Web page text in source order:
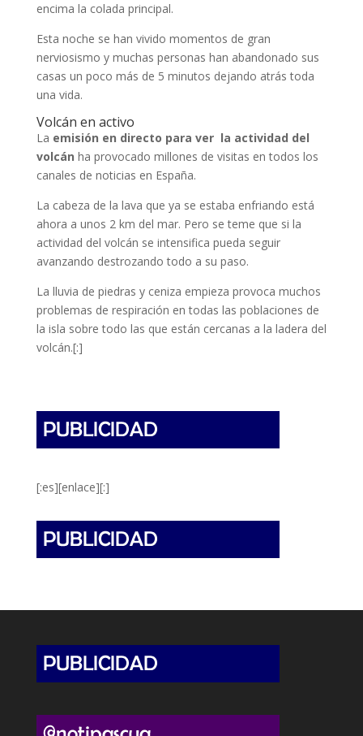
encima la colada principal.
Esta noche se han vivido momentos de gran
nerviosismo y muchas personas han abandonado sus
casas un poco más de 5 minutos dejando atrás toda
una vida.
Volcán en activo
La emisión en directo para ver la actividad del
volcán ha provocado millones de visitas en todos los
canales de noticias en España.
La cabeza de la lava que ya se estaba enfriando está
ahora a unos 2 km del mar. Pero se teme que si la
actividad del volcán se intensifica pueda seguir
avanzando destrozando todo a su paso.
La lluvia de piedras y ceniza empieza provoca muchos
problemas de respiración en todas las poblaciones de
la isla sobre todo las que están cercanas a la ladera del
volcán.[:]
[:es][enlace][:]